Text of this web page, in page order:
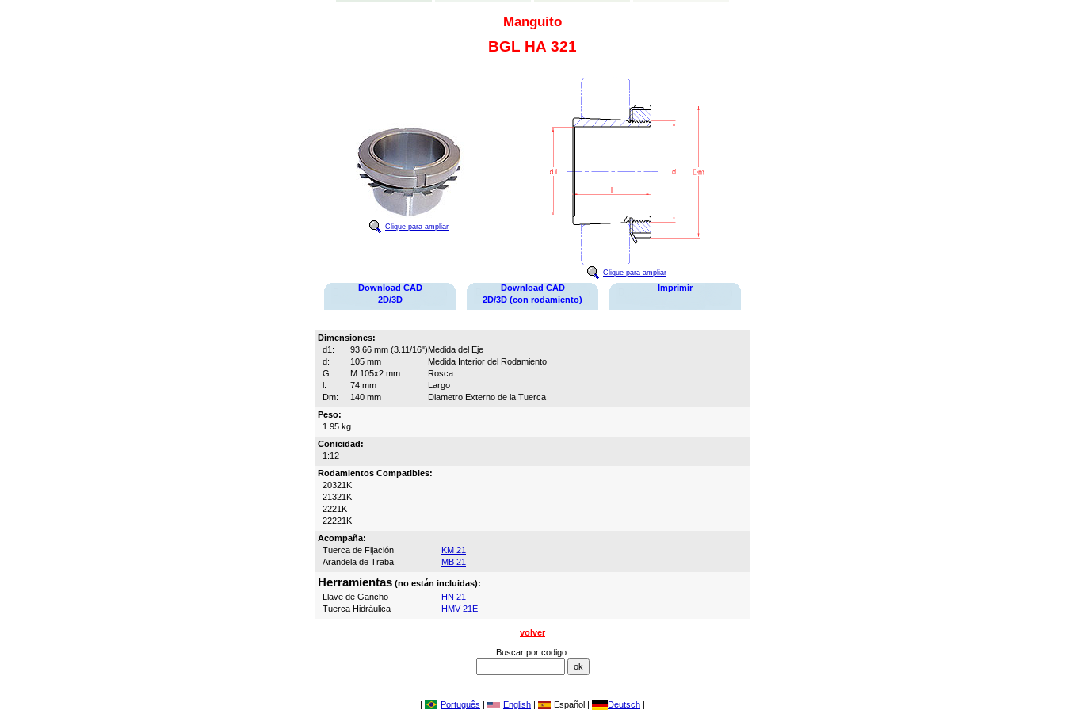
Manguito
BGL HA 321
Clique para ampliar
Clique para ampliar
Download CAD
2D/3D
Download CAD
2D/3D (con rodamiento)
Imprimir
Dimensiones:
d1:
93,66 mm (3.11/16")Medida del Eje
d:
105 mm
Medida Interior del Rodamiento
G:
M 105x2 mm
Rosca
l:
74 mm
Largo
Dm:
140 mm
Diametro Externo de la Tuerca
Peso:
1.95 kg
Conicidad:
1:12
Rodamientos Compatibles:
20321K
21321K
2221K
22221K
Acompaña:
Tuerca de Fijación
KM 21
Arandela de Traba
MB 21
Herramientas (no están incluidas):
Llave de Gancho
HN 21
Tuerca Hidráulica
HMV 21E
volver
Buscar por codigo:
| Português | English | Español | Deutsch |